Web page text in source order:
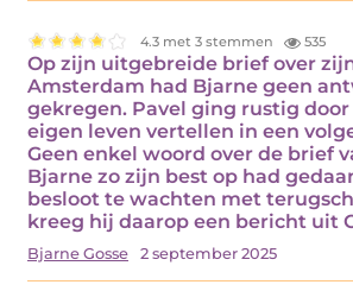
4.3 met 3 stemmen 535
Op zijn uitgebreide brief over
Amsterdam had Bjarne geen
gekregen. Pavel ging rustig
eigen leven vertellen in een
Geen enkel woord over de brief
Bjarne zo zijn best op had
besloot te wachten met
kreeg hij daarop een bericht uit
Bjarne Gosse 2 september 2025